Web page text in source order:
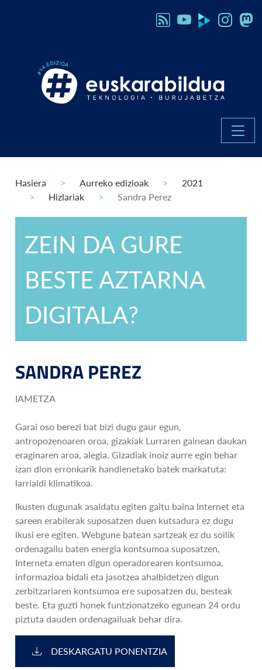
Hasiera Aurreko edizioak
2021
Hizlariak
Sandra Perez
ZEIN DA GURE
BESTE AZTARNA
DIGITALA?
SANDRA PEREZ
IAMETZA
Garai oso berezi bat bizi dugu gaur egun,
antropozenoaren oroa, gizakiak Lurraren gainean daukan
eraginaren aroa, alegia. Gizadiak inoiz aurre egin behar
izan dion erronkarik handienetako batek markatuta:
larrialdi klimatikoa.
Ikusten dugunak asaldatu egiten gaitu baina Internet eta
sareen erabilerak suposatzen duen kutsadura ez dugu
ikusi ere egiten. Webgune batean sartzeak ez du soilik
ordenagailu baten energia kontsumoa suposatzen,
Interneta ematen digun operadorearen kontsumoa,
informazioa bidali eta jasotzea ahalbidetzen digun
zerbitzariaren kontsumoa ere suposatzen du, besteak
beste. Eta guzti honek funtzionatzeko egunean 24 ordu
piztuta dauden ordenagailuak behar dira.
DESKARGATU PONENTZIA